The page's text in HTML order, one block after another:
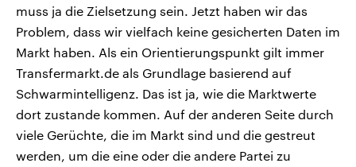
muss ja die Zielsetzung sein. Jetzt haben wir das
Problem, dass wir vielfach keine gesicherten Daten im
Markt haben. Als ein Orientierungspunkt gilt immer
Transfermarkt.de als Grundlage basierend auf
Schwarmintelligenz. Das ist ja, wie die Marktwerte
dort zustande kommen. Auf der anderen Seite durch
viele Gerüchte, die im Markt sind und die gestreut
werden, um die eine oder die andere Partei zu